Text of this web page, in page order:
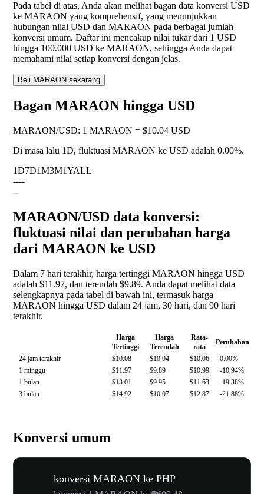
Pada tabel di atas, Anda akan melihat bagan data konversi USD
ke MARAON yang komprehensif, yang menunjukkan
hubungan nilai USD dan MARAON pada berbagai jumlah
konversi umum. Daftar ini mencakup nilai tukar dari 1 USD
hingga 100.000 USD ke MARAON, sehingga Anda dapat
memahami nilai setiap konversi dengan jelas.
Beli MARAON sekarang
Bagan MARAON hingga USD
MARAON/USD: 1 MARAON = $10.04 USD
Di masa lalu 1D, fluktuasi MARAON ke USD adalah 0.00%.
1D7D1M3M1YALL
----
--
MARAON/USD data konversi:
fluktuasi nilai dan perubahan harga
dari MARAON ke USD
Dalam 7 hari terakhir, harga tertinggi MARAON hingga USD
adalah $11.97, dan terendah $9.89. Anda dapat melihat data
selengkapnya pada tabel di bawah ini, termasuk harga
MARAON hingga USD dalam 24 jam, 30 hari, dan 90 hari
terakhir.
Harga
Tertinggi
Harga
Terendah
Rata-
rata
Perubahan
24 jam terakhir
$10.08 $10.04 $10.06
0.00%
1 minggu
$11.97 $9.89 $10.99
-10.94%
1 bulan
$13.01 $9.95 $11.63
-19.38%
3 bulan
$14.92 $10.07 $12.87 -21.88%
Konversi umum
konversi MARAON ke PHP